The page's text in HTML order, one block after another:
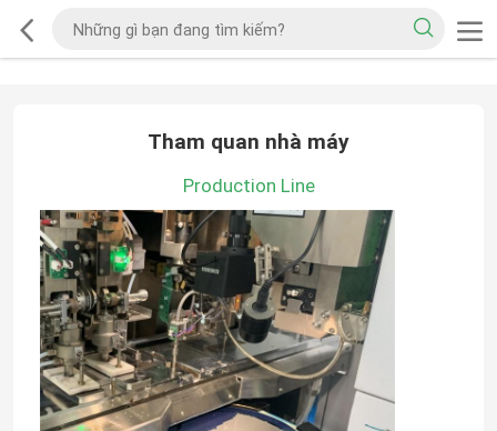
Tham quan nhà máy
Production Line